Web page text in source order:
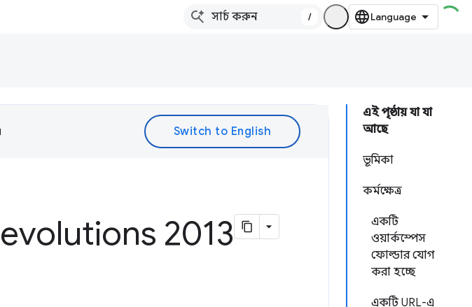
/
এই পৃষ্ঠায় যা যা
আছে
ভূমিকা
কর্মক্ষেত্র
একটি
ওয়ার্কস্পেস
ফোল্ডার যোগ
করা হচ্ছে
একটি URL-এ
2013